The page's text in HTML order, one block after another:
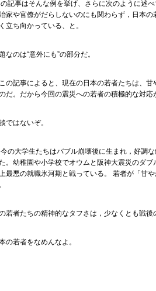
記事はそんな例を挙げ、さらに次のように述
家や官僚がだらしないのにも関わらず，日本の
立ち向かっている、と。
なのは“意外にも”の部分だ。
の記事によると、現在の日本の若者たちは、
だ。だから今回の震災への若者の積極的な対応
ではないぞ。
の大学生たちはバブル崩壊後に生まれ，好調
。幼稚園や小学校でオウムと阪神大震災のダ
最悪の就職氷河期と戦っている。 若者が「甘
若者たちの精神的なタフさは，少なくとも戦後
の若者をなめんなよ。